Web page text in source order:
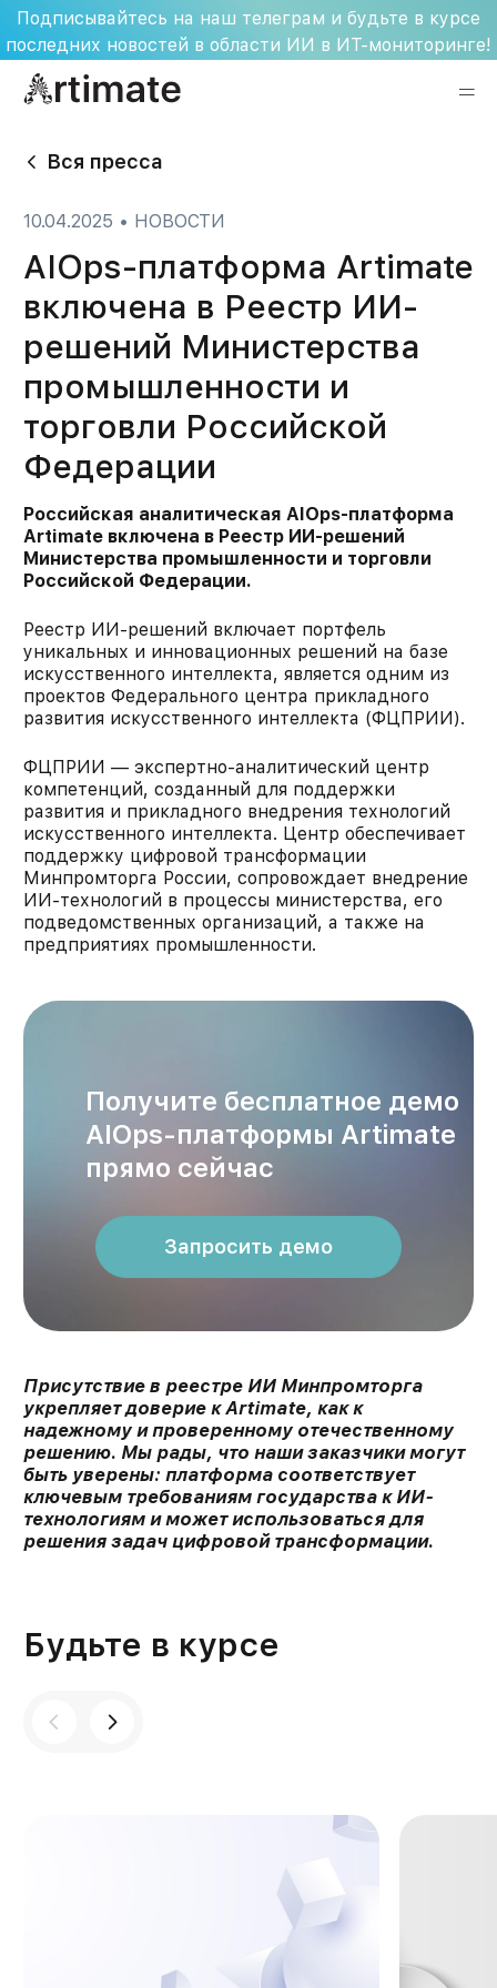
Skip
to
content
Подписывайтесь на наш телеграм и будьте в курсе
последних новостей в области ИИ в ИТ-мониторинге!
Вся пресса
10.04.2025 • НОВОСТИ
​AIOps-платформа Artimate
включена в Реестр ИИ-
решений Министерства
промышленности и
торговли Российской
Федерации
​Российская аналитическая AIOps-платформа
Artimate включена в Реестр ИИ-решений
Министерства промышленности и торговли
Российской Федерации.
Реестр ИИ-решений включает портфель
уникальных и инновационных решений на базе
искусственного интеллекта, является одним из
проектов Федерального центра прикладного
развития искусственного интеллекта (ФЦПРИИ).
ФЦПРИИ — экспертно-аналитический центр
компетенций, созданный для поддержки
развития и прикладного внедрения технологий
искусственного интеллекта. Центр обеспечивает
поддержку цифровой трансформации
Минпромторга России, сопровождает внедрение
ИИ-технологий в процессы министерства, его
подведомственных организаций, а также на
предприятиях промышленности.
Получите бесплатное демо
AIOps-платформы Artimate
прямо сейчас
Запросить демо
Присутствие в реестре ИИ Минпромторга
укрепляет доверие к Artimate, как к
надежному и проверенному отечественному
решению. Мы рады, что наши заказчики могут
быть уверены: платформа соответствует
ключевым требованиям государства к ИИ-
технологиям и может использоваться для
решения задач цифровой трансформации.
Будьте в курсе